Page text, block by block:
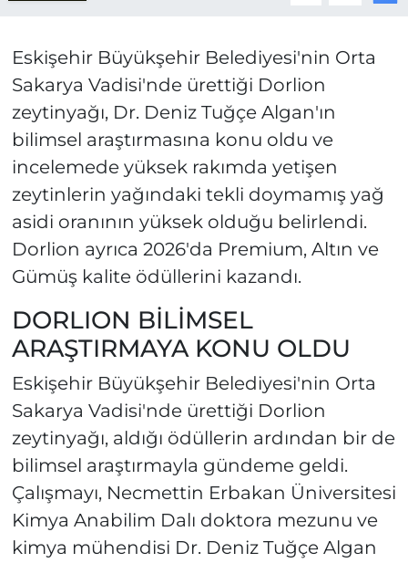
Eskişehir Büyükşehir Belediyesi'nin Orta
Sakarya Vadisi'nde ürettiği Dorlion
zeytinyağı, Dr. Deniz Tuğçe Algan'ın
bilimsel araştırmasına konu oldu ve
incelemede yüksek rakımda yetişen
zeytinlerin yağındaki tekli doymamış yağ
asidi oranının yüksek olduğu belirlendi.
Dorlion ayrıca 2026'da Premium, Altın ve
Gümüş kalite ödüllerini kazandı.
DORLION BİLİMSEL
ARAŞTIRMAYA KONU OLDU
Eskişehir Büyükşehir Belediyesi'nin Orta
Sakarya Vadisi'nde ürettiği Dorlion
zeytinyağı, aldığı ödüllerin ardından bir de
bilimsel araştırmayla gündeme geldi.
Çalışmayı, Necmettin Erbakan Üniversitesi
Kimya Anabilim Dalı doktora mezunu ve
kimya mühendisi Dr. Deniz Tuğçe Algan